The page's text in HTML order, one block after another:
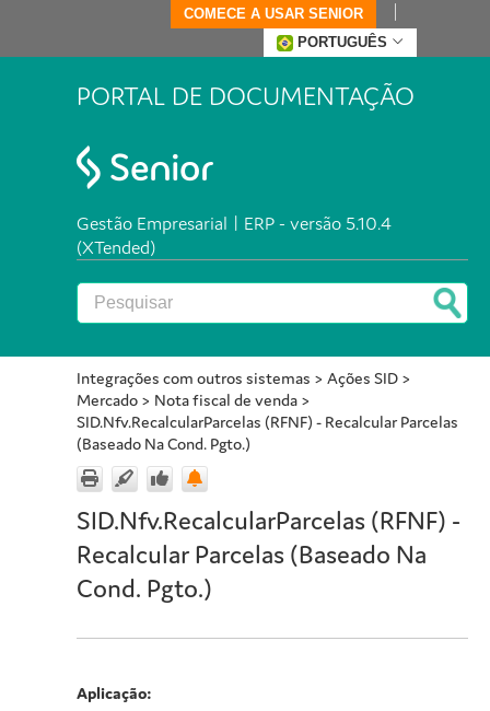
COMECE A USAR SENIOR
PORTUGUÊS
PORTAL DE DOCUMENTAÇÃO
Gestão Empresarial | ERP - versão 5.10.4
(XTended)
Integrações com outros sistemas > Ações SID >
Mercado > Nota fiscal de venda >
SID.Nfv.RecalcularParcelas (RFNF) - Recalcular Parcelas
(Baseado Na Cond. Pgto.)
SID.Nfv.RecalcularParcelas (RFNF) -
Recalcular Parcelas (Baseado Na
Cond. Pgto.)
Aplicação: